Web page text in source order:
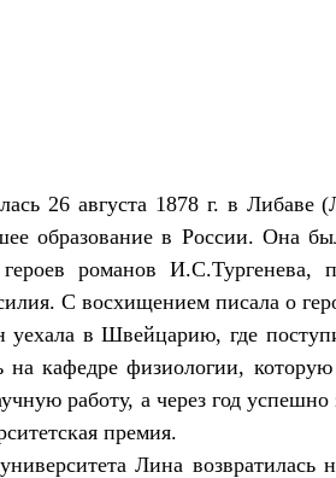
26 августа 1878 г. в Либаве
образование в России. Она
романов И.С.Тургенева,
С восхищением писала о
в Швейцарию, где
на кафедре физиологии,
работу, а через год
премия.
Лина